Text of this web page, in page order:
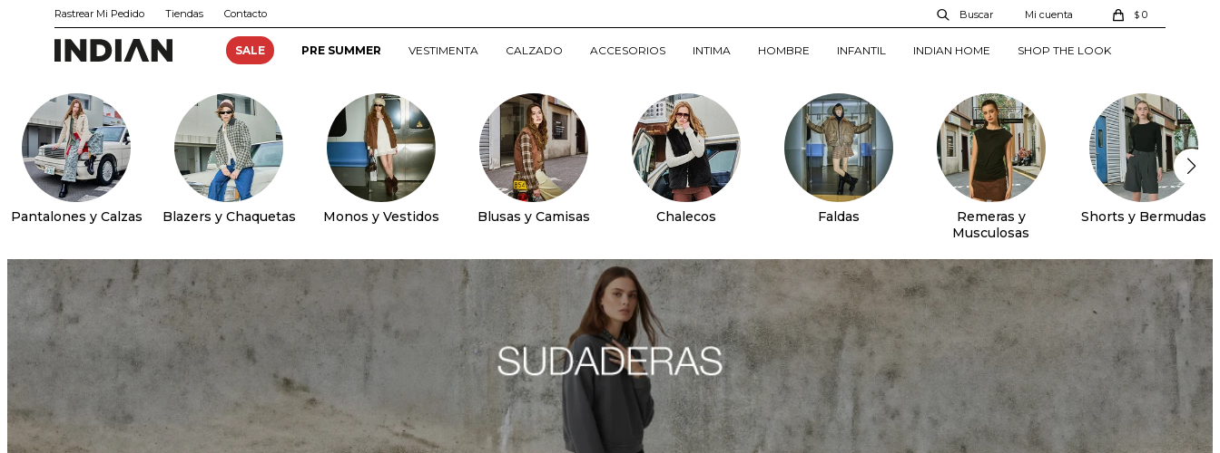
SALE PRE SUMMER VESTIMENTA CALZADO ACCESORIOS INTIMA HOMBRE INFANTIL INDIAN HOME SHOP THE LOOK
$ 0
Rastrear Mi Pedido Tiendas Contacto
Pantalones y Calzas Blazers y Chaquetas Monos y Vestidos Blusas y Camisas Chalecos Faldas
Remeras y
Musculosas
Shorts y Bermudas